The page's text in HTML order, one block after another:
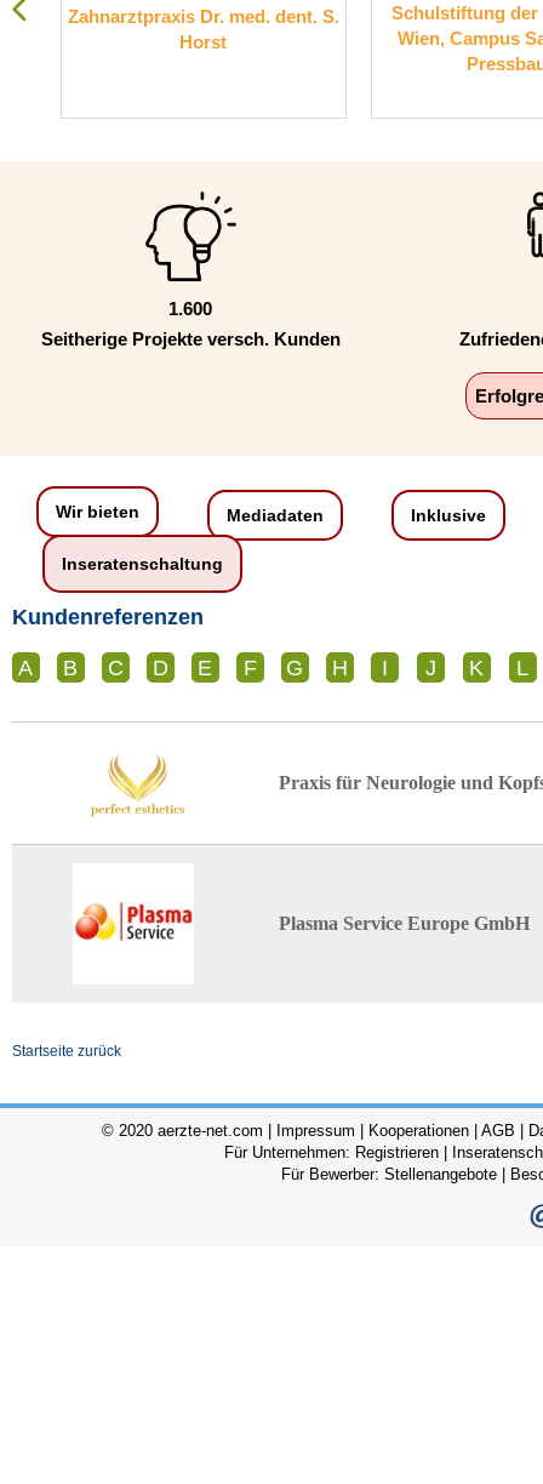
Zahnarztpraxis Dr. med. dent. S.
Horst
Schulstiftung der
Wien, Campus
1.600
Seitherige Projekte versch. Kunden
Wir bieten Mediadaten Inklusive
Inseratenschaltung
Kundenreferenzen
A B C D E F G H I J K L
Praxis für Neurologie und
Plasma Service Europe GmbH
Startseite zurück
© 2020 aerzte-net.com | Impressum Kooperationen AGB
Für Unternehmen: Registrieren
Für Bewerber: Stellenangebote